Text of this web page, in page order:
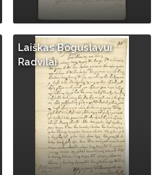
Laiškas Boguslavui
Radvilai